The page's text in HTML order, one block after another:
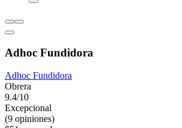
Adhoc Fundidora
Adhoc Fundidora
Obrera
9.4/10
Excepcional
(9 opiniones)